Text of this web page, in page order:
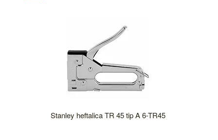
Stanley heftalica TR 45 tip A 6-TR45